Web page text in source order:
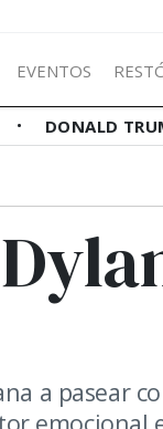
EVENTOS
DONALD
a pasear